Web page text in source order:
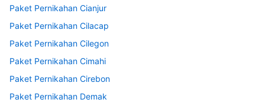
Paket Pernikahan Cianjur
Paket Pernikahan Cilacap
Paket Pernikahan Cilegon
Paket Pernikahan Cimahi
Paket Pernikahan Cirebon
Paket Pernikahan Demak